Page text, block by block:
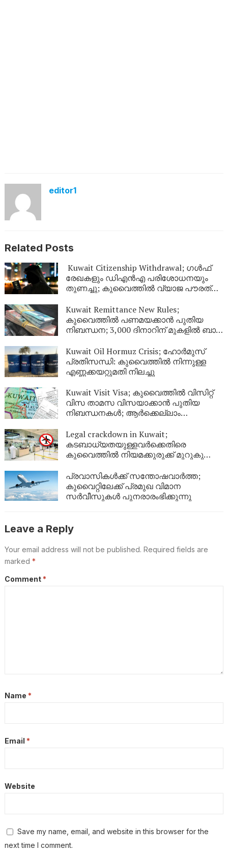
editor1
Related Posts
Kuwait Citizenship Withdrawal; ഗൾഫ്
രേഖകളും ഡിഎൻഎ പരിശോധനയും
തുണച്ചു; കുവൈത്തിൽ വ്യാജ പൗരത്വം
Kuwait Remittance New Rules;
കുവൈത്തിൽ പണമയക്കാൻ പുതിയ
നിബന്ധന; 3,000 ദിനാറിന് മുകളിൽ ബാങ്ക്
Kuwait Oil Hormuz Crisis; ഹോർമുസ്
പ്രതിസന്ധി: കുവൈത്തിൽ നിന്നുള്ള
എണ്ണക്കയറ്റുമതി നിലച്ചു
Kuwait Visit Visa; കുവൈത്തിൽ വിസിറ്റ്
വിസ താമസ വിസയാക്കാൻ പുതിയ
നിബന്ധനകൾ; ആർക്കെല്ലാം
Legal crackdown in Kuwait;
കടബാധ്യതയുള്ളവർക്കെതിരെ
കുവൈത്തിൽ നിയമക്കുരുക്ക് മുറുകുന്നു;
യാത്രാവിലക്ക്
പ്രവാസികൾക്ക് സന്തോഷവാർത്ത;
കുവൈറ്റിലേക്ക് പ്രമുഖ വിമാന
സർവീസുകൾ പുനരാരംഭിക്കുന്നു
Leave a Reply
Your email address will not be published. Required fields are
marked *
Comment *
Name *
Email *
Website
Save my name, email, and website in this browser for the
next time I comment.